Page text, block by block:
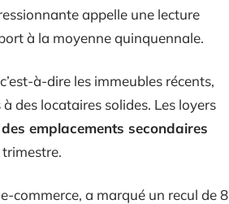
appelle une lecture
à la moyenne quinquennale.
à-dire les immeubles récents,
des locataires solides. Les loyers
emplacements secondaires
commerce, a marqué un recul de 8